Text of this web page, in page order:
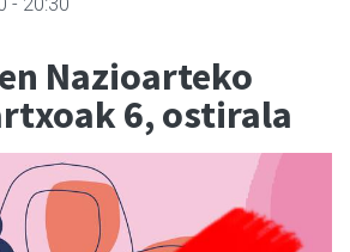
Nazioarteko
6, ostirala